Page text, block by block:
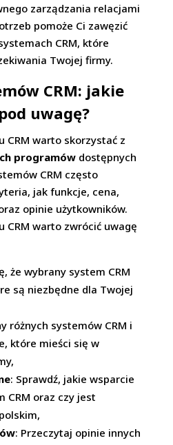
zarządzania relacjami
pomoże Ci zawęzić
CRM, które
Twojej firmy.
CRM: jakie
uwagę?
CRM warto skorzystać z
programów dostępnych
CRM często
jak funkcje, cena,
opinie użytkowników.
CRM warto zwrócić uwagę
że wybrany system CRM
są niezbędne dla Twojej
różnych systemów CRM i
które mieści się w
: Sprawdź, jakie wsparcie
CRM oraz czy jest
: Przeczytaj opinie innych